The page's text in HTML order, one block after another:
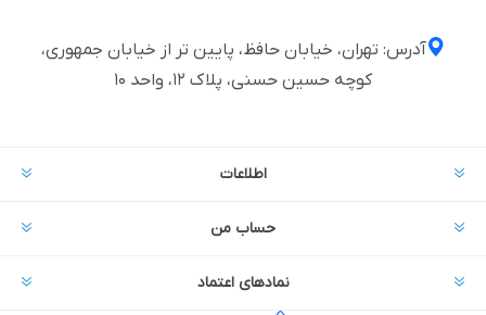
آدرس: تهران، خیابان حافظ، پایین تر از خیابان جمهوری،
کوچه حسین حسنی، پلاک ۱۲، واحد ۱۰
اطلاعات
حساب من
نمادهای اعتماد